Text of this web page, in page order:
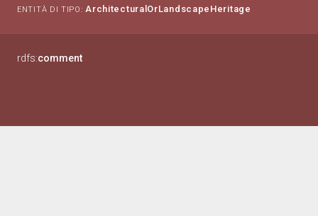
ENTITÀ DI TIPO: ArchitecturalOrLandscapeHeritage
rdfs:comment